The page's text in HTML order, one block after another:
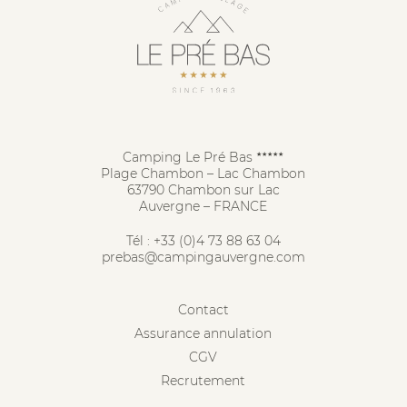
Camping Le Pré Bas ★★★★★
Plage Chambon – Lac Chambon
63790 Chambon sur Lac
Auvergne – FRANCE
Tél : +33 (0)4 73 88 63 04
prebas@campingauvergne.com
Contact
Assurance annulation
CGV
Recrutement